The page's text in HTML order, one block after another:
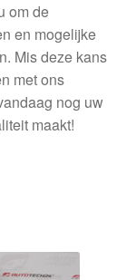
om de
en mogelijke
Mis deze kans
met ons
nog uw
maakt!